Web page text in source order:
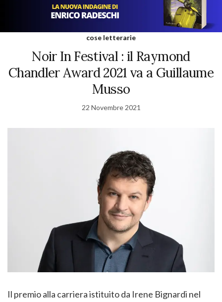
cose letterarie
Noir In Festival : il Raymond
Chandler Award 2021 va a Guillaume
Musso
22 Novembre 2021
Il premio alla carriera istituito da Irene Bignardi nel